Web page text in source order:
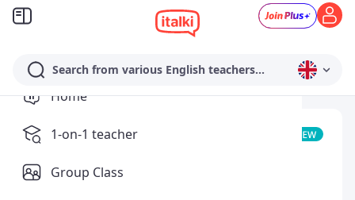
Home
1-on-1 teacher
Group Class
Search from various English teachers...
Azzurra - Lightblue